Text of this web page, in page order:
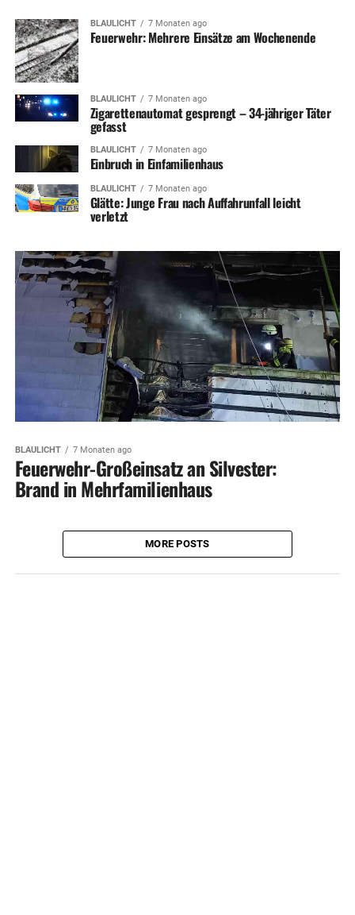
BLAULICHT 7 Monaten ago
Feuerwehr: Mehrere Einsätze am Wochenende
BLAULICHT 7 Monaten ago
Zigarettenautomat gesprengt – 34-jähriger Täter
gefasst
BLAULICHT 7 Monaten ago
Einbruch in Einfamilienhaus
BLAULICHT 7 Monaten ago
Glätte: Junge Frau nach Auffahrunfall leicht
verletzt
BLAULICHT 7 Monaten ago
Feuerwehr-Großeinsatz an Silvester:
Brand in Mehrfamilienhaus
MORE POSTS